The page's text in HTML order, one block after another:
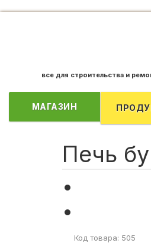
все для строительства и
МАГАЗИН
Печь
Код товара: 505